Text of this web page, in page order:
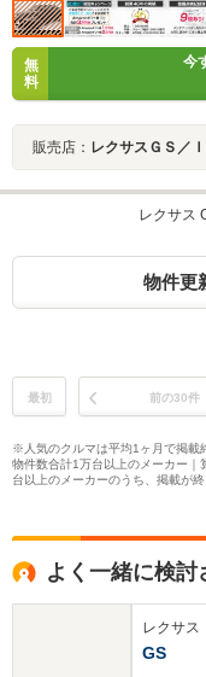
無
料
今
販売店： レクサスＧＳ／ＩＳ 専
レクサス
物件更
最初 前の30件
※人気のクルマは平均1ヶ月で掲載
物件数合計1万台以上のメーカー
台以上のメーカーのうち、掲載が
よく一緒に検
レクサス
GS